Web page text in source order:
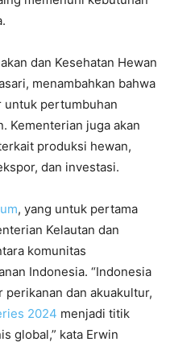
dan Kesehatan Hewan
menambahkan bahwa
untuk pertumbuhan
Kementerian juga akan
produksi hewan,
dan investasi.
, yang untuk pertama
Kelautan dan
komunitas
Indonesia. “Indonesia
dan akuakultur,
2024 menjadi titik
global,” kata Erwin